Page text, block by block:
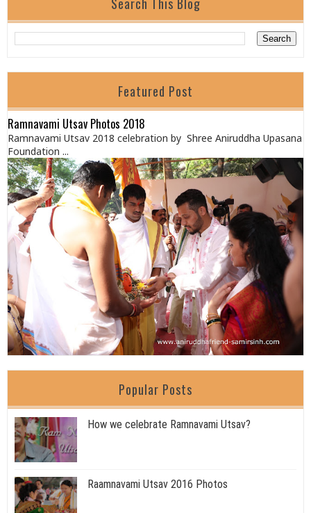
Featured Post
Ramnavami Utsav Photos 2018
Ramnavami Utsav 2018 celebration by Shree Aniruddha Upasana
Foundation ...
Popular Posts
How we celebrate Ramnavami Utsav?
Raamnavami Utsav 2016 Photos